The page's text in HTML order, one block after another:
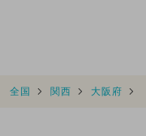
全国 関西 大阪府